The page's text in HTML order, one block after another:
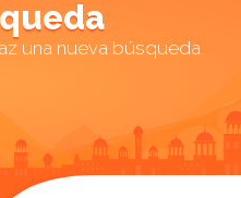
una nueva búsqueda